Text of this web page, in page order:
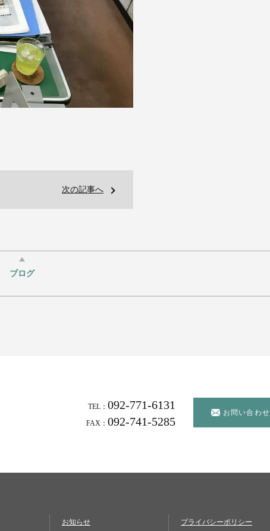
次の記事へ
ブログ
TEL： 092-771-6131
FAX： 092-741-5285
お問い合わせ
お知らせ プライバシーポリシー